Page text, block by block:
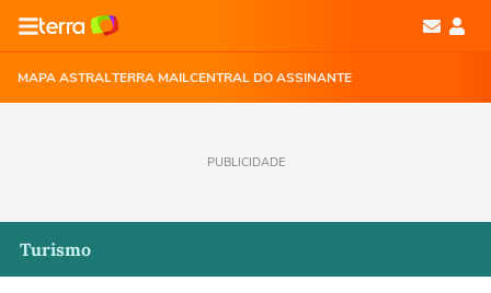
MAPA ASTRALTERRA MAILCENTRAL DO ASSINANTE
PUBLICIDADE
Turismo